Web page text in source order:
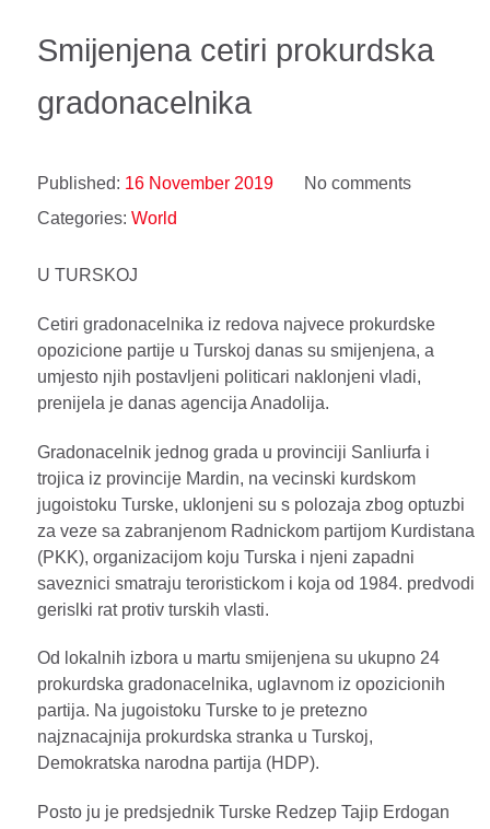
Smijenjena cetiri prokurdska
gradonacelnika
Published: 16 November 2019
No comments
Categories: World
U TURSKOJ
Cetiri gradonacelnika iz redova najvece prokurdske
opozicione partije u Turskoj danas su smijenjena, a
umjesto njih postavljeni politicari naklonjeni vladi,
prenijela je danas agencija Anadolija.
Gradonacelnik jednog grada u provinciji Sanliurfa i
trojica iz provincije Mardin, na vecinski kurdskom
jugoistoku Turske, uklonjeni su s polozaja zbog optuzbi
za veze sa zabranjenom Radnickom partijom Kurdistana
(PKK), organizacijom koju Turska i njeni zapadni
saveznici smatraju teroristickom i koja od 1984. predvodi
gerislki rat protiv turskih vlasti.
Od lokalnih izbora u martu smijenjena su ukupno 24
prokurdska gradonacelnika, uglavnom iz opozicionih
partija. Na jugoistoku Turske to je pretezno
najznacajnija prokurdska stranka u Turskoj,
Demokratska narodna partija (HDP).
Posto ju je predsjednik Turske Redzep Tajip Erdogan